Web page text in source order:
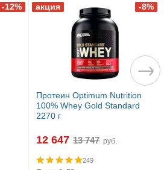
Протеин Optimum Nutrition
100% Whey Gold Standard
2270 г
12 647 руб.
249